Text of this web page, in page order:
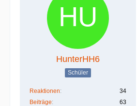
HunterHH6
Schüler
Reaktionen
34
Beiträge
63